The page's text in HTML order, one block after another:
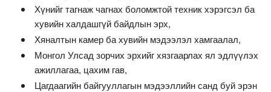
Хүнийг тагнаж чагнах боломжтой техник хэрэгсэл ба
хувийн халдашгүй байдлын эрх,
Хяналтын камер ба хувийн мэдээлэл хамгаалал,
Монгол Улсад зорчих эрхийг хязгаарлах ял эдлүүлэх
ажиллагаа, цахим гав,
Цагдаагийн байгууллагын мэдээллийн санд буй эрэн